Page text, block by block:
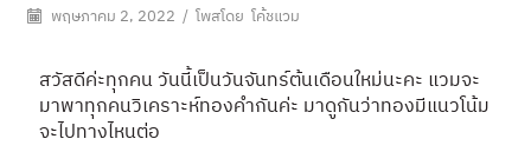
พฤษภาคม 2, 2022 / โพสโดย โค้ชแวม
สวัสดีค่ะทุกคน วันนี้เป็นวันจันทร์ต้นเดือนใหม่นะคะ แวมจะ
มาพาทุกคนวิเคราะห์ทองคำกันค่ะ มาดูกันว่าทองมีแนวโน้ม
จะไปทางไหนต่อ